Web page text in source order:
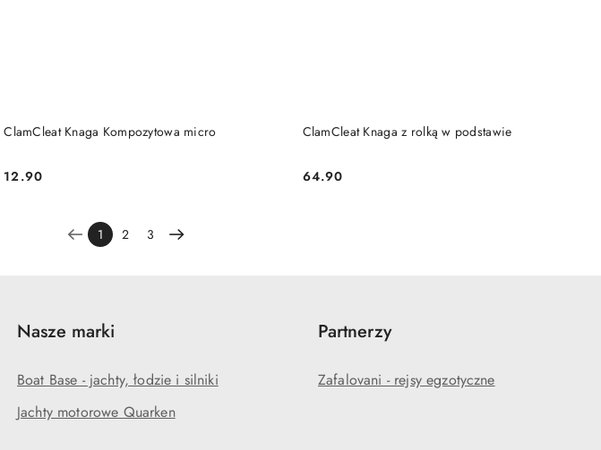
ClamCleat Knaga Kompozytowa micro
Cena:
12.90
ClamCleat Knaga z rolką w podstawie
Cena:
64.90
DO KOSZYKA
1 2 3
Nasze marki
Boat Base - jachty, łodzie i silniki
Jachty motorowe Quarken
Partnerzy
Zafalovani - rejsy egzotyczne